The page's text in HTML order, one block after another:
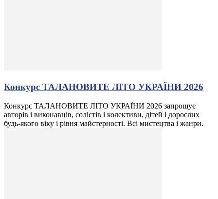
Конкурс ТАЛАНОВИТЕ ЛІТО УКРАЇНИ 2026
Конкурс ТАЛАНОВИТЕ ЛІТО УКРАЇНИ 2026 запрошує
авторів і виконавців, солістів і колективи, дітей і дорослих
будь-якого віку і рівня майстерності. Всі мистецтва і жанри.